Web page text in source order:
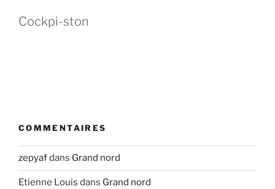
Cockpi-ston
COMMENTAIRES
zepyafdans Grand nord
Etienne Louis dans Grand nord